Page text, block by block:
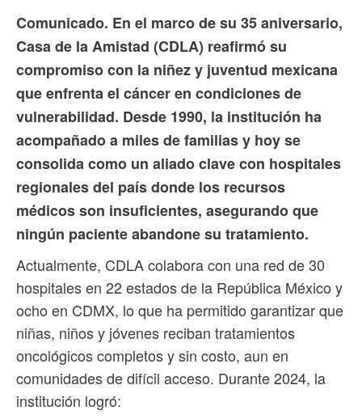
Comunicado. En el marco de su 35 aniversario,
Casa de la Amistad (CDLA) reafirmó su
compromiso con la niñez y juventud mexicana
que enfrenta el cáncer en condiciones de
vulnerabilidad. Desde 1990, la institución ha
acompañado a miles de familias y hoy se
consolida como un aliado clave con hospitales
regionales del país donde los recursos
médicos son insuficientes, asegurando que
ningún paciente abandone su tratamiento.
Actualmente, CDLA colabora con una red de 30
hospitales en 22 estados de la República México y
ocho en CDMX, lo que ha permitido garantizar que
niñas, niños y jóvenes reciban tratamientos
oncológicos completos y sin costo, aun en
comunidades de difícil acceso. Durante 2024, la
institución logró: